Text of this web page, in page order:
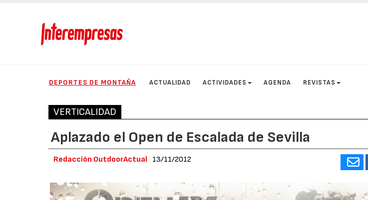
DEPORTES DE MONTAÑA ACTUALIDAD ACTIVIDADES AGENDA REVISTAS
VERTICALIDAD
Aplazado el Open de Escalada de Sevilla
Redacción OutdoorActual 13/11/2012